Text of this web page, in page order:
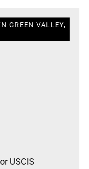
GREEN VALLEY,
USCIS